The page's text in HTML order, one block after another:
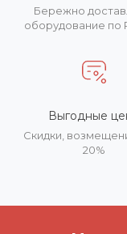
Бережно
оборудование по
Выгодные
Скидки,
20%